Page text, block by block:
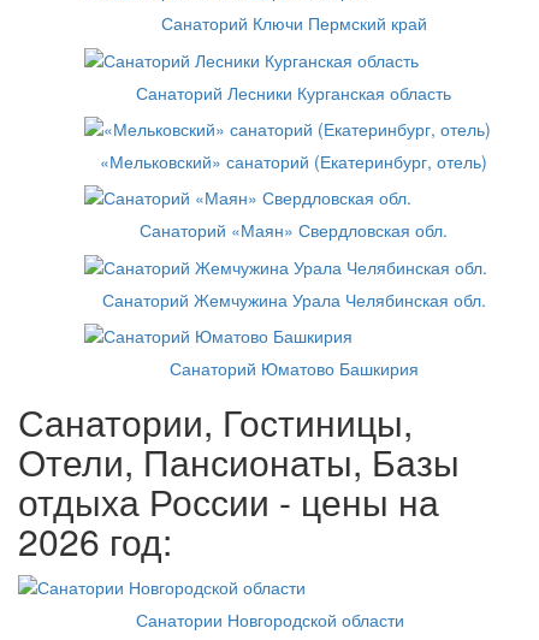
Санаторий Ключи Пермский край
Санаторий Лесники Курганская область
«Мельковский» санаторий (Екатеринбург, отель)
Санаторий «Маян» Свердловская обл.
Санаторий Жемчужина Урала Челябинская обл.
Санаторий Юматово Башкирия
Санатории, Гостиницы,
Отели, Пансионаты, Базы
отдыха России - цены на
2026 год:
Санатории Новгородской области